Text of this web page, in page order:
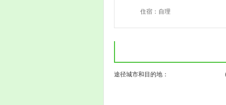
住宿：自理
途径城市和目的地： ( ) (